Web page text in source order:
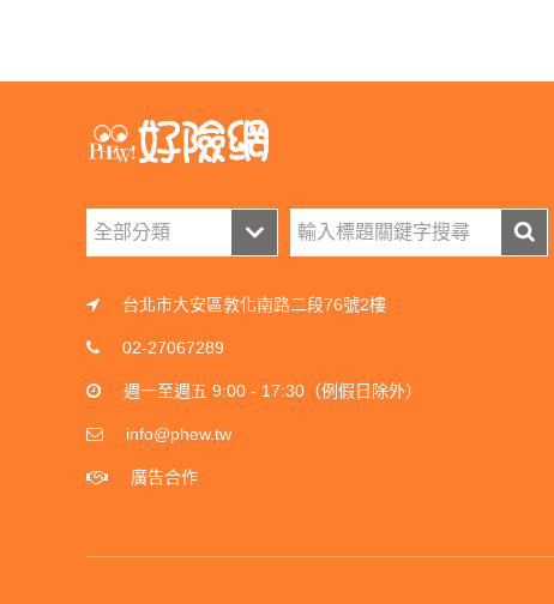
台北市大安區敦化南路二段76號2樓
02-27067289
週一至週五 9:00 - 17:30（例假日除外）
info@phew.tw
廣告合作